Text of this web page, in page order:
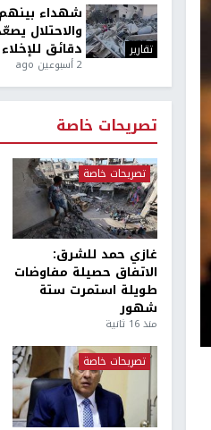
تقارير
شهداء
والاحتلال
دقائق للإخلاء
2 أسبوعين ago
تصريحات خاصة
تصريحات خاصة
غازي حمد للشرق:
الاتفاق حصيلة مفاوضات
طويلة استمرت ستة
شهور
منذ 16 ثانية
تصريحات خاصة